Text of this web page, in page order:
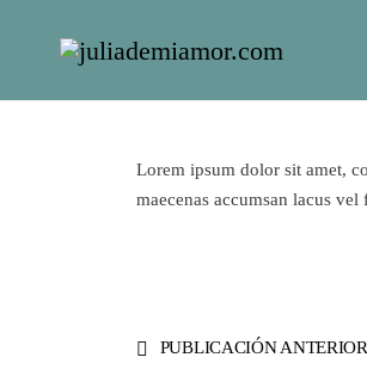
Lorem ipsum dolor sit amet,
maecenas accumsan lacus vel
PUBLICACIÓN ANTERIOR